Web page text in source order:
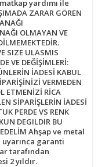
yardımı ile
ZARAR GÖREN
OLMAYAN VE
SIZE ULASMIS
VE DEĞİŞİMLERİ:
İADESİ KABUL
VERMEDEN
ETMENİZİ RİCA
SİPARİŞLERİN İADESİ
PERDE VS RENK
DEGILDIR BU
EDELİM Ahşap ve metal
garanti
tarafından
2 yıldır.